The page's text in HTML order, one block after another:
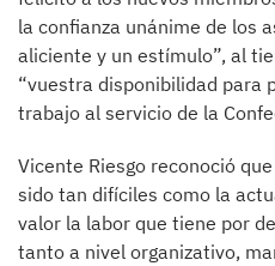
la confianza unánime de los
aliciente y un estímulo”, al
“vuestra disponibilidad para
trabajo al servicio de la
Vicente Riesgo reconoció
sido tan difíciles como la
valor la labor que tiene por
tanto a nivel organizativo,